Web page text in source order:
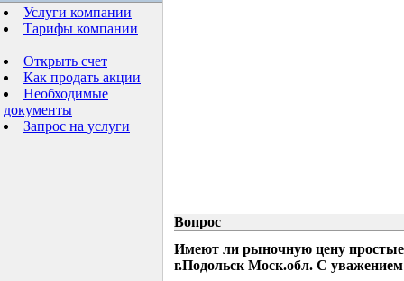
Услуги компании
Тарифы компании
Открыть счет
Как продать акции
Необходимые
документы
Запрос на услуги
Вопрос
Имеют ли рыночную цену
г.Подольск Моск.обл. С